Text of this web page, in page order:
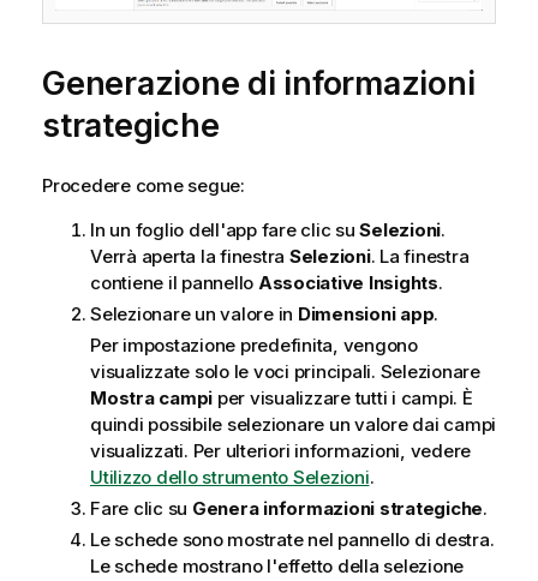
Generazione di informazioni
strategiche
Procedere come segue:
In un foglio dell'app fare clic suSelezioni.
Verrà aperta la finestra Selezioni. La finestra
contiene il pannello Associative Insights.
Selezionare un valore in Dimensioni app.
Per impostazione predefinita, vengono
visualizzate solo le voci principali. Selezionare
Mostra campi per visualizzare tutti i campi. È
quindi possibile selezionare un valore dai campi
visualizzati. Per ulteriori informazioni, vedere
Utilizzo dello strumento Selezioni.
Fare clic su Genera informazioni strategiche.
Le schede sono mostrate nel pannello di destra.
Le schede mostrano l'effetto della selezione